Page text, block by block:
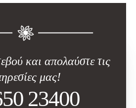
και απολαύστε τις
μας!
23400